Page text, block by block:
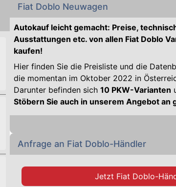
Fiat Doblo Neuwagen
Autokauf leicht gemacht: Preise,
Ausstattungen etc. von allen Fiat Doblo
kaufen!
Hier finden Sie die Preisliste und die
die momentan im Oktober 2022 in
Darunter befinden sich 10 PKW-Varianten
Stöbern Sie auch in unserem Angebot an
Anfrage an Fiat Doblo-Händler
Jetzt Fiat Doblo-